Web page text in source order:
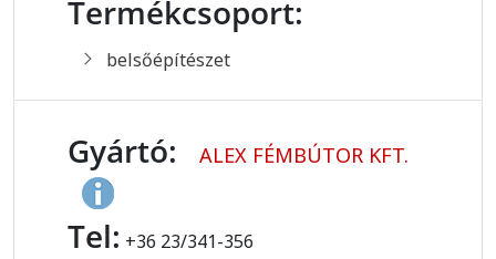
Termékcsoport:
belsőépítészet
Gyártó: ALEX FÉMBÚTOR KFT.
Tel: +36 23/341-356